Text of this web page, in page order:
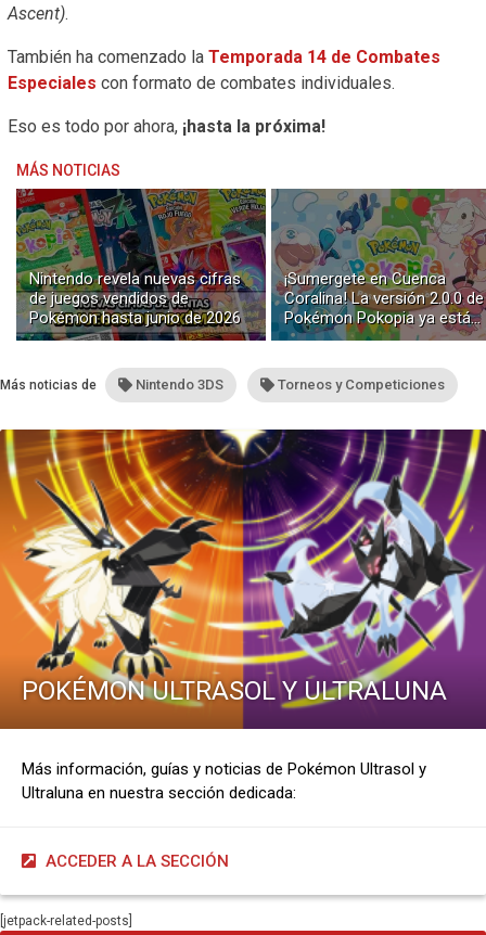
Ascent).
También ha comenzado la Temporada 14 de Combates
Especiales con formato de combates individuales.
Eso es todo por ahora, ¡hasta la próxima!
MÁS NOTICIAS
Nintendo revela nuevas cifras
de juegos vendidos de
Pokémon hasta junio de 2026
¡Sumergete en Cuenca
Coralina! La versión 2.0.0 de
Pokémon Pokopia ya está
disponible con buceo y
Más noticias de Nintendo 3DS Torneos y Competiciones
POKÉMON ULTRASOL Y ULTRALUNA
Más información, guías y noticias de Pokémon Ultrasol y
Ultraluna en nuestra sección dedicada:
ACCEDER A LA SECCIÓN
[jetpack-related-posts]